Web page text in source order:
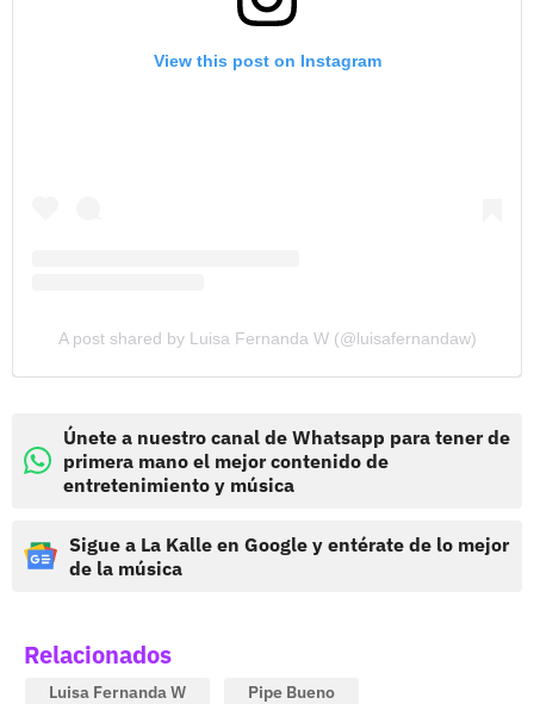
View this post on Instagram
A post shared by Luisa Fernanda W (@luisafernandaw)
Únete a nuestro canal de Whatsapp para tener de
primera mano el mejor contenido de
entretenimiento y música
Sigue a La Kalle en Google y entérate de lo mejor
de la música
Relacionados
Luisa Fernanda W
Pipe Bueno